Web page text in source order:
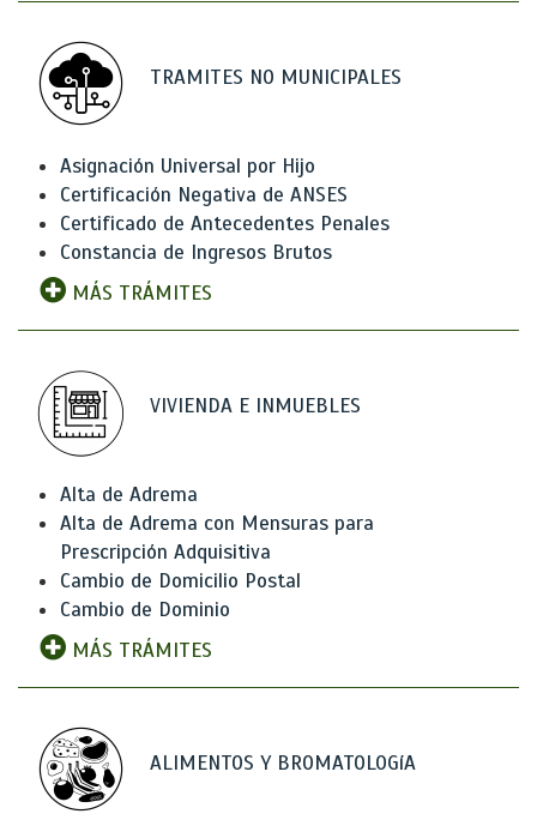
TRAMITES NO MUNICIPALES
Asignación Universal por Hijo
Certificación Negativa de ANSES
Certificado de Antecedentes Penales
Constancia de Ingresos Brutos
MÁS TRÁMITES
VIVIENDA E INMUEBLES
Alta de Adrema
Alta de Adrema con Mensuras para
Prescripción Adquisitiva
Cambio de Domicilio Postal
Cambio de Dominio
MÁS TRÁMITES
ALIMENTOS Y BROMATOLOGíA